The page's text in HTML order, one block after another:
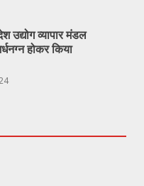
उद्योग व्यापार मंडल
होकर किया